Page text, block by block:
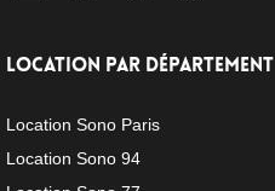
LOCATION PAR DÉPARTEMENT
Location Sono Paris
Location Sono 94